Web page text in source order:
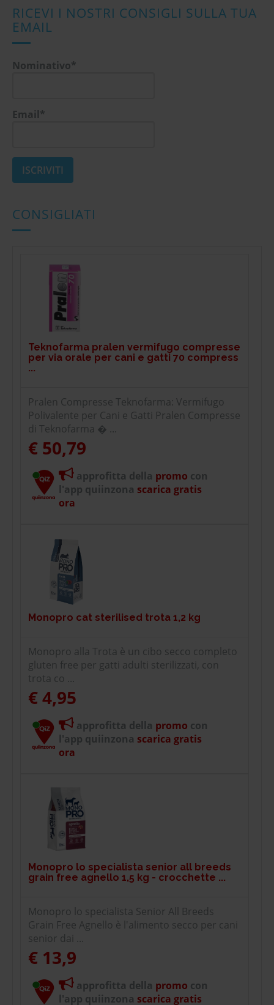
RICEVI I NOSTRI CONSIGLI SULLA TUA
EMAIL
Nominativo*
Email*
CONSIGLIATI
Teknofarma pralen vermifugo compresse
per via orale per cani e gatti 70 compress
...
Pralen Compresse Teknofarma: Vermifugo
Polivalente per Cani e Gatti Pralen Compresse
di Teknofarma � ...
€ 50,79
approfitta della promo con
l'app quiinzona scarica gratis
ora
Monopro cat sterilised trota 1,2 kg
Monopro alla Trota è un cibo secco completo
gluten free per gatti adulti sterilizzati, con
trota co ...
€ 4,95
approfitta della promo con
l'app quiinzona scarica gratis
ora
Monopro lo specialista senior all breeds
grain free agnello 1,5 kg - crocchette ...
Monopro lo specialista Senior All Breeds
Grain Free Agnello è l'alimento secco per cani
senior dai ...
€ 13,9
approfitta della promo con
l'app quiinzona scarica gratis